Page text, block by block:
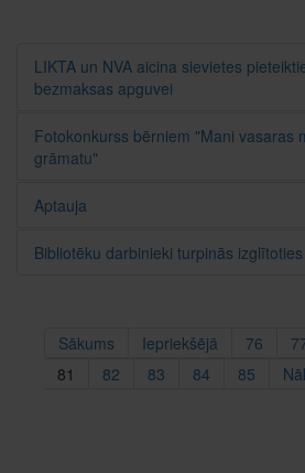
LIKTA un NVA aicina sievietes
bezmaksas apguvei
Fotokonkurss bērniem "Mani vasaras
grāmatu"
Aptauja
Bibliotēku darbinieki turpinās izglītoties
Sākums
Iepriekšējā 76
81
82 83 84 85